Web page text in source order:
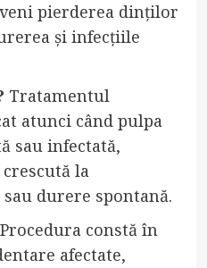
pierderea dinților
și infecțiile
Tratamentul
atunci când pulpa
sau infectată,
la
durere spontană.
Procedura constă în
afectate,